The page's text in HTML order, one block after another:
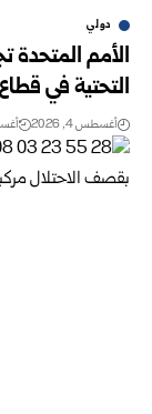
دولي
الأمم المتحدة
التحتية في
أغسطس 4, 2026